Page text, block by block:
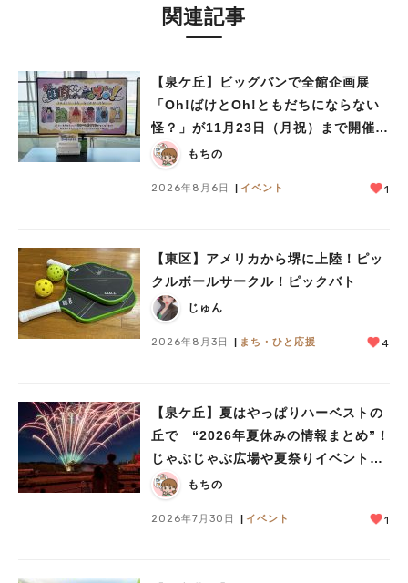
関連記事
【泉ケ丘】ビッグバンで全館企画展
「Oh!ばけとOh!ともだちにならない
怪？」が11月23日（月祝）まで開催
中！
もちの
2026年8月6日 イベント 1
【東区】アメリカから堺に上陸！ピッ
クルボールサークル！ピックバト
じゅん
2026年8月3日 まち・ひと応援 4
【泉ケ丘】夏はやっぱりハーベストの
丘で “2026年夏休みの情報まとめ”！
じゃぶじゃぶ広場や夏祭りイベントで
ミニ花火ショーも
もちの
2026年7月30日 イベント 1
人気のキーワード
#光明池駅